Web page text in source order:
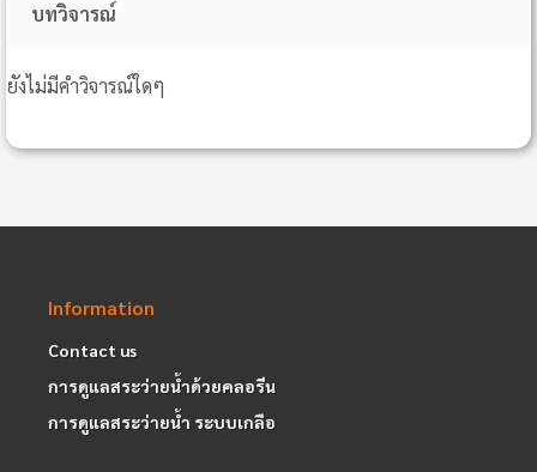
บทวิจารณ์
ยังไม่มีคำวิจารณ์ใดๆ
Information
Contact us
การดูแลสระว่ายน้ำด้วยคลอรีน
การดูแลสระว่ายน้ำ ระบบเกลือ